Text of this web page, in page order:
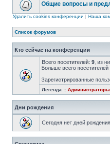
Общие вопросы и
Удалить cookies конференции | Наша
Список форумов
Кто сейчас на конференции
Всего посетителей: 9 , из
Больше всего посетителей
Зарегистрированные
Легенда :: Администраторы
Дни рождения
Сегодня нет дней рождения.